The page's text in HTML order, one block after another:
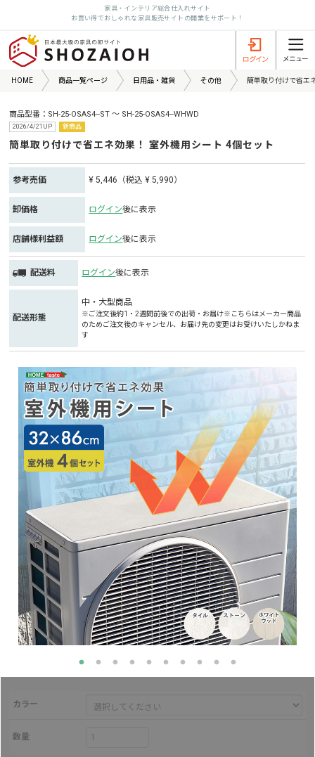
家具・インテリア総合仕入れサイト
お買い得でおしゃれな家具販売サイトの開業をサポート！
HOME 商品一覧ページ 日用品・雑貨 その他 簡単取り付けで省エ
商品型番：SH-25-OSAS4--ST ～ SH-25-OSAS4--WHWD
2026/4/21UP 新商品
簡単取り付けで省エネ効果！ 室外機用シート 4個セット
参考売価 ¥ 5,446（税込 ¥ 5,990）
卸価格 ログイン後に表示
店舗様利益額 ログイン後に表示
配送料 ログイン後に表示
配送形態
中・大型商品
※ご注文後約1・2週間前後での出荷・お届け※こちらはメーカー商品
のためご注文後のキャンセル、お届け先の変更はお受けいたしかねま
す
カラー
数量